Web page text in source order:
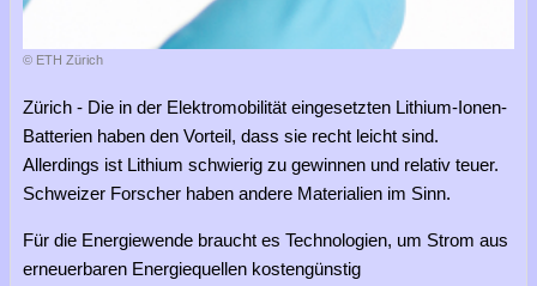
© ETH Zürich
Zürich - Die in der Elektromobilität eingesetzten Lithium-Ionen-
Batterien haben den Vorteil, dass sie recht leicht sind.
Allerdings ist Lithium schwierig zu gewinnen und relativ teuer.
Schweizer Forscher haben andere Materialien im Sinn.
Für die Energiewende braucht es Technologien, um Strom aus
erneuerbaren Energiequellen kostengünstig